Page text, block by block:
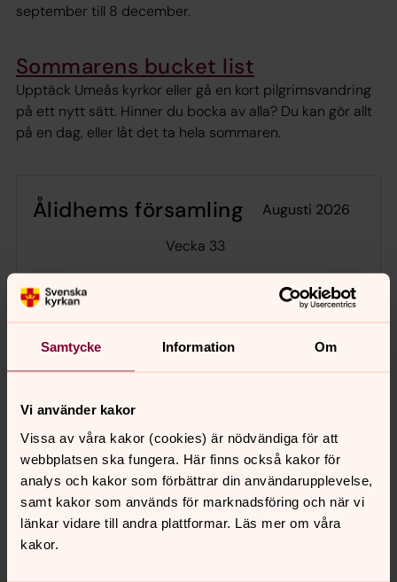
Samtycke Information Om
Vi använder kakor
Vissa av våra kakor (cookies) är nödvändiga för att
webbplatsen ska fungera. Här finns också kakor för
analys och kakor som förbättrar din användarupplevelse,
samt kakor som används för marknadsföring och när vi
länkar vidare till andra plattformar. Läs mer om våra
kakor.
september till 8 december.
Sommarens bucket list
Upptäck Umeås kyrkor eller gå en kort pilgrimsvandring
på ett nytt sätt. Hinner du bocka av alla? Du kan gör allt
på en dag, eller låt det ta hela sommaren.
Ålidhems församling
augusti 2026
Vecka 33
mån
10
tis
11 12 13 14
lör
15
sön
16
Hitta till Ålidhemskyrkan
Ålidhemskyrkan är huvudkyrka i